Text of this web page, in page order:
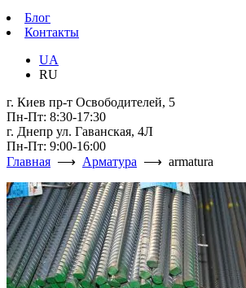
Блог
Контакты
UA
RU
г. Киев пр-т Освободителей, 5
Пн-Пт: 8:30-17:30
г. Днепр ул. Гаванская, 4Л
Пн-Пт: 9:00-16:00
Главная ⟶ Арматура ⟶ armatura